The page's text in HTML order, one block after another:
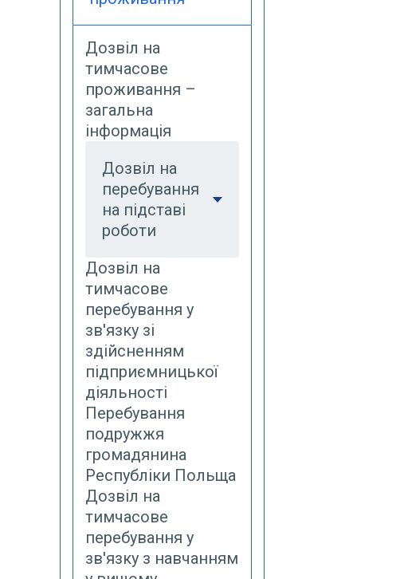
Дозвіл на
тимчасове
проживання –
загальна
інформація
Дозвіл на
перебування
на підставі
роботи
Дозвіл на
тимчасове
перебування у
зв'язку зі
здійсненням
підприємницької
діяльності
Перебування
подружжя
громадянина
Республіки Польща
Дозвіл на
тимчасове
перебування у
зв'язку з навчанням